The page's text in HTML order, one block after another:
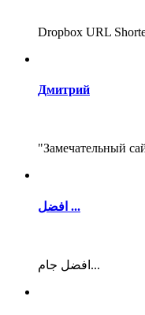
Dropbox URL
Дмитрий
"Замечательный
افضل ...
افضل جام...